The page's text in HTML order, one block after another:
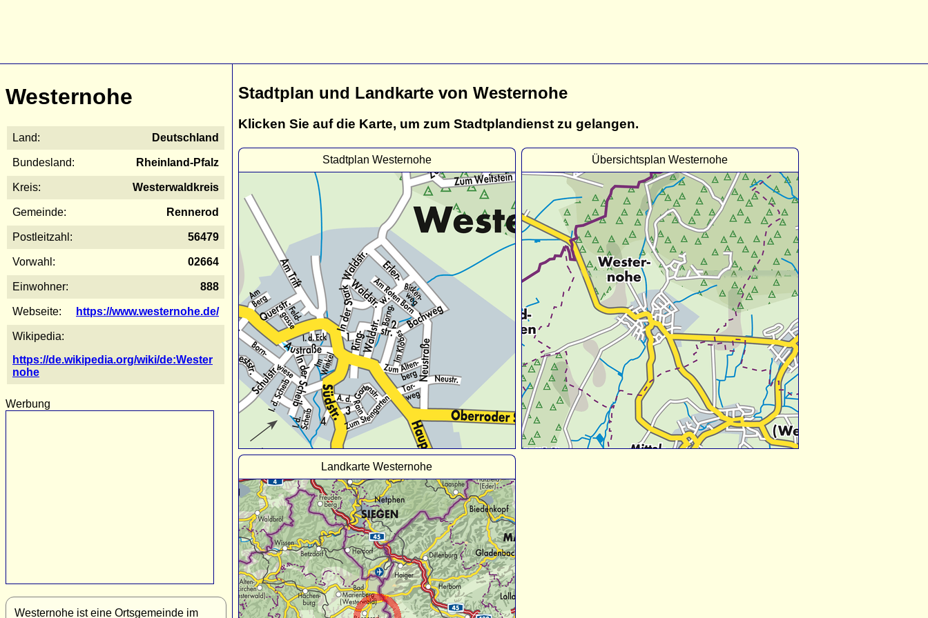
Westernohe
Land: Deutschland
Bundesland: Rheinland-Pfalz
Kreis: Westerwaldkreis
Gemeinde: Rennerod
Postleitzahl: 56479
Vorwahl: 02664
Einwohner: 888
Webseite: https://www.westernohe.de/
Wikipedia:
https://de.wikipedia.org/wiki/de:Wester
nohe
Werbung
Westernohe ist eine Ortsgemeinde im
Stadtplan und Landkarte von Westernohe
Klicken Sie auf die Karte, um zum Stadtplandienst zu gelangen.
Stadtplan Westernohe Übersichtsplan Westernohe
Landkarte Westernohe